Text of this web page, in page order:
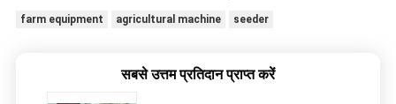
farm equipment agricultural machine seeder
सबसे उत्तम प्रतिदान प्राप्त करें